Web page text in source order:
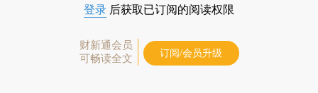
登录 后获取已订阅的阅读权限
财新通会员
可畅读全文
订阅/会员升级